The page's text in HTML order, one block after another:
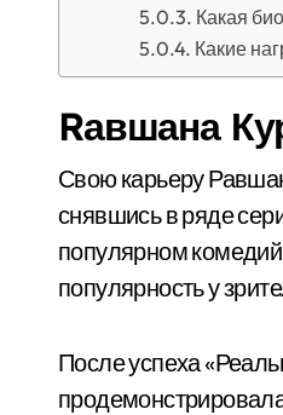
Какая
Какие
Rавшана
Свою карьеру
снявшись в ряде
популярном
популярность у
После успеха